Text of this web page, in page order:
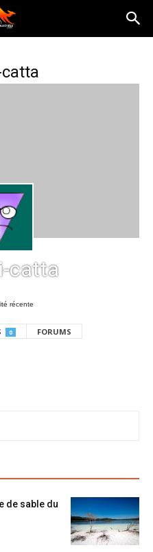
catta
récente
0 FORUMS
de sable du